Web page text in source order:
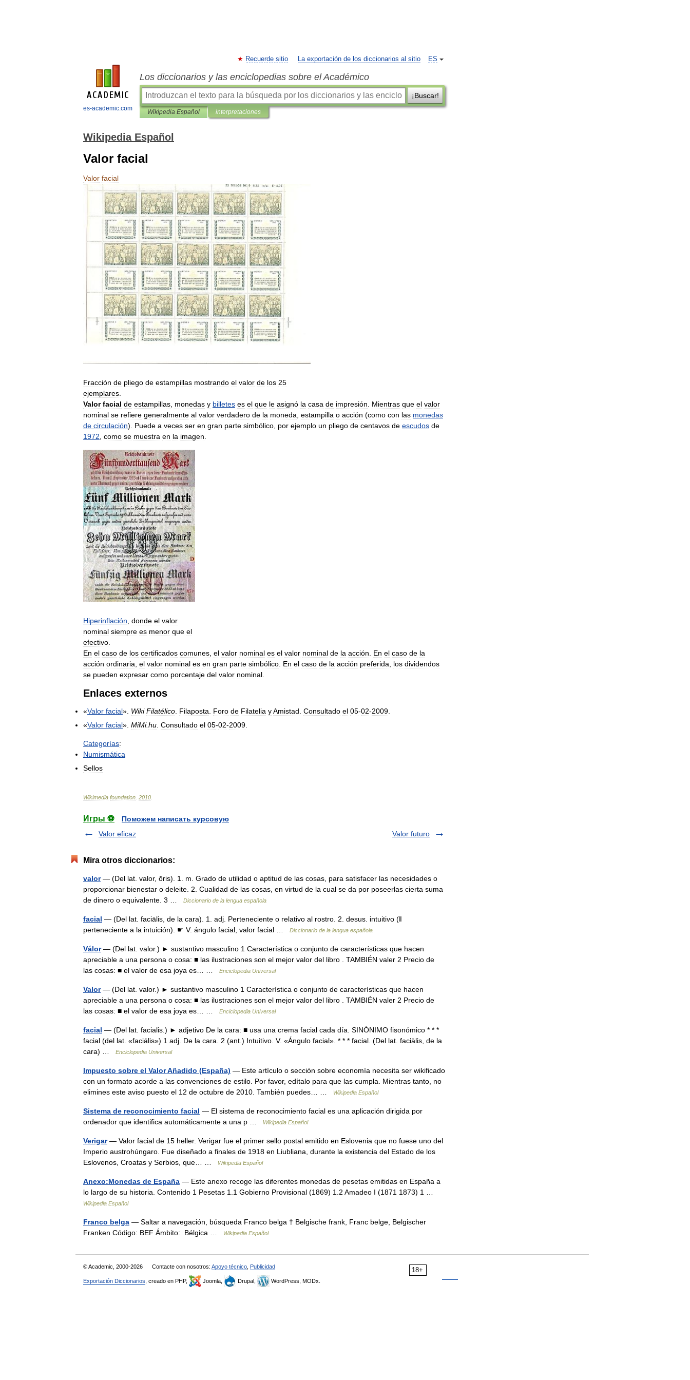
es-academic.com
ES
Recuerde sitio La exportación de los diccionarios al sitio
Los diccionarios y las enciclopedias sobre el Académico
¡Buscar!
Wikipedia Español interpretaciones
Wikipedia Español
Valor facial
Valor facial
Fracción de pliego de estampillas mostrando el valor de los 25
ejemplares.
Valor facial de estampillas, monedas y billetes es el que le asignó la casa de impresión. Mientras que el valor
nominal se refiere generalmente al valor verdadero de la moneda, estampilla o acción (como con las monedas
de circulación). Puede a veces ser en gran parte simbólico, por ejemplo un pliego de centavos de escudos de
1972, como se muestra en la imagen.
Hiperinflación donde el valor
nominal siempre es menor que el
efectivo
En el caso de los certificados comunes el valor nominal es el valor nominal de la acción En el caso de la
acción ordinaria el valor nominal es en gran parte simbólico En el caso de la acción preferida los dividendos
se pueden expresar como porcentaje del valor nominal
Enlaces externos
«Valor facial». Wiki Filatélico Filaposta Foro de Filatelia yAmistad Consultado el 05-02-2009
«Valor facial». MiMi.hu Consultado el 05-02-2009
Categorías:
Numismática
Sellos
Wikimedia foundation 2010
Игры ⚽
Поможем написать курсовую
Valor eficaz
Valor futuro
Mira otros diccionarios:
valor— (Del lat. valor, ōris). 1. m. Grado de utilidad o aptitud de las cosas, para satisfacer las necesidades o
proporcionar bienestar o deleite. 2. Cualidad de las cosas, en virtud de la cual se da por poseerlas cierta suma
de dinero o equivalente. 3 …
Diccionario de la lengua española
facial — (Del lat. faciālis, de la cara). 1. adj. Perteneciente o relativo al rostro. 2. desus. intuitivo (ǁ
perteneciente a la intuición). ☛ V. ángulo facial, valor facial …
Diccionario de la lengua española
Válor— (Del lat. valor.) ► sustantivo masculino 1 Característica o conjunto de características que hacen
apreciable a una persona o cosa: ■ las ilustraciones son el mejor valor del libro . TAMBIÉN valer 2 Precio de
las cosas: ■ el valor de esa joya es… …
Enciclopedia Universal
Valor— (Del lat. valor.) ► sustantivo masculino 1 Característica o conjunto de características que hacen
apreciable a una persona o cosa: ■ las ilustraciones son el mejor valor del libro . TAMBIÉN valer 2 Precio de
las cosas: ■ el valor de esa joya es… …
Enciclopedia Universal
facial — (Del lat. facialis.) ► adjetivo De la cara: ■ usa una crema facial cada día. SINÓNIMO fisonómico * * *
facial (del lat. «faciālis») 1 adj. De la cara. 2 (ant.) Intuitivo. V. «Ángulo facial». * * * facial. (Del lat. faciālis, de la
cara) …
Enciclopedia Universal
Impuesto sobre el Valor Añadido (España) — Este artículo o sección sobre economía necesita ser wikificado
con un formato acorde a las convenciones de estilo. Por favor, edítalo para que las cumpla. Mientras tanto, no
elimines este aviso puesto el 12 de octubre de 2010. También puedes… …
Wikipedia Español
Sistema de reconocimiento facial — El sistema de reconocimiento facial es una aplicación dirigida por
ordenador que identifica automáticamente a una p …
Wikipedia Español
Verigar— Valor facial de 15 heller. Verigar fue el primer sello postal emitido en Eslovenia que no fuese uno del
Imperio austrohúngaro. Fue diseñado a finales de 1918 en Liubliana, durante la existencia del Estado de los
Eslovenos, Croatas y Serbios, que… …
Wikipedia Español
Anexo:Monedas de España — Este anexo recoge las diferentes monedas de pesetas emitidas en España a
lo largo de su historia. Contenido 1 Pesetas 1.1 Gobierno Provisional (1869) 1.2 Amadeo I (1871 1873) 1 …
Wikipedia Español
Franco belga — Saltar a navegación, búsqueda Franco belga † Belgische frank, Franc belge, Belgischer
Franken Código: BEF Ámbito: Bélgica …
Wikipedia Español
18+
© Academic, 2000-2026 Contacte con nosotros: Apoyo técnico Publicidad
Exportación Diccionarios , creado en PHP, Joomla, Drupal, WordPress, MODx.